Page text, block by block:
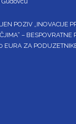
POZIV „INOVACIJE
– BESPOVRATNE
ZA